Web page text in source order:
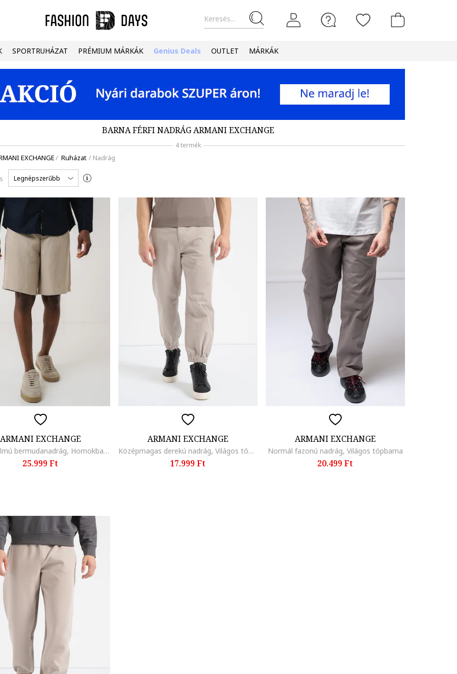
Keresés...
SPORTRUHÁZAT PRÉMIUM MÁRKÁK Genius Deals OUTLET MÁRKÁK
BARNA FÉRFI NADRÁG ARMANI EXCHANGE
4 termék
EXCHANGE/ Ruházat / Nadrág
Legnépszerűbb
ARMANI EXCHANGE
Lentartalmú bermudanadrág, Homokbarna
25.999 Ft
ARMANI EXCHANGE
Középmagas derekú nadrág, Világos tópbarna
17.999 Ft
ARMANI EXCHANGE
Normál fazonú nadrág, Világos tópbarna
20.499 Ft